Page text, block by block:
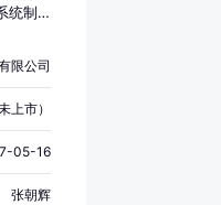
统制
;智能
发、
览服
自
限公司
上市）
05-16
张朝辉